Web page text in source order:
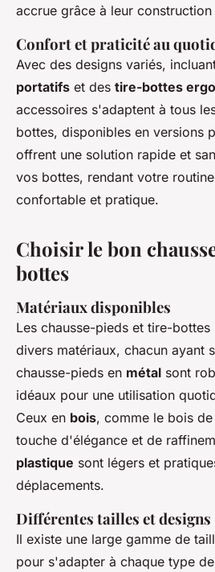
accrue grâce à leur
Confort et praticité au
Avec des designs variés,
portatifs et des tire-bottes
accessoires s'adaptent à tous
bottes, disponibles en versions
offrent une solution rapide et
vos bottes, rendant votre
confortable et pratique.
Choisir le bon
bottes
Matériaux disponibles
Les chausse-pieds et tire-
divers matériaux, chacun ayant
chausse-pieds en métal sont
idéaux pour une utilisation
Ceux en bois, comme le bois
touche d'élégance et de
plastique sont légers et
déplacements.
Différentes tailles et designs
Il existe une large gamme de
pour s'adapter à chaque type